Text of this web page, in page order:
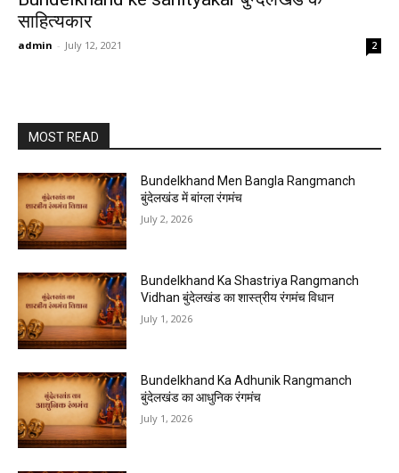
साहित्यकार
admin - July 12, 2021 2
MOST READ
Bundelkhand Men Bangla Rangmanch
बुंदेलखंड में बांग्ला रंगमंच
July 2, 2026
Bundelkhand Ka Shastriya Rangmanch
Vidhan बुंदेलखंड का शास्त्रीय रंगमंच विधान
July 1, 2026
Bundelkhand Ka Adhunik Rangmanch
बुंदेलखंड का आधुनिक रंगमंच
July 1, 2026